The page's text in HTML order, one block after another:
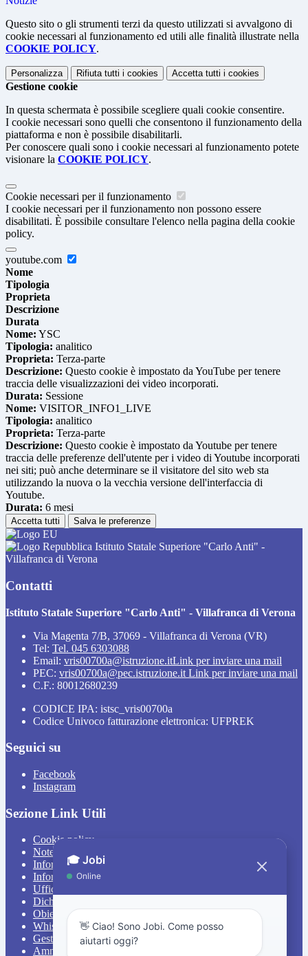
Questo sito o gli strumenti terzi da questo utilizzati si avvalgono di
cookie necessari al funzionamento ed utili alle finalità illustrate nella
COOKIE POLICY.
Personalizza Rifiuta tutti i cookies Accetta tutti i cookies
Gestione cookie
In questa schermata è possibile scegliere quali cookie consentire.
I cookie necessari sono quelli che consentono il funzionamento della
piattaforma e non è possibile disabilitarli.
Per conoscere quali sono i cookie necessari al funzionamento potete
visionare la COOKIE POLICY.
Cookie necessari per il funzionamento
I cookie necessari per il funzionamento non possono essere
disabilitati. È possibile consultare l'elenco nella pagina della cookie
policy.
youtube.com
Nome
Tipologia
Proprieta
Descrizione
Durata
Nome: YSC
Tipologia: analitico
Proprieta: Terza-parte
Descrizione: Questo cookie è impostato da YouTube per tenere
traccia delle visualizzazioni dei video incorporati.
Durata: Sessione
Nome: VISITOR_INFO1_LIVE
Tipologia: analitico
Proprieta: Terza-parte
Descrizione: Questo cookie è impostato da Youtube per tenere
traccia delle preferenze dell'utente per i video di Youtube incorporati
nei siti; può anche determinare se il visitatore del sito web sta
utilizzando la nuova o la vecchia versione dell'interfaccia di
Youtube.
Durata: 6 mesi
Accetta tutti Salva le preferenze
Istituto Statale Superiore "Carlo Anti" -
Villafranca di Verona
Contatti
Istituto Statale Superiore "Carlo Anti" - Villafranca di Verona
Via Magenta 7/B, 37069 - Villafranca di Verona (VR)
Tel: Tel. 045 6303088
Email: vris00700a@istruzione.itLink per inviare una mail
PEC: vris00700a@pec.istruzione.it Link per inviare una mail
C.F.: 80012680239
CODICE IPA: istsc_vris00700a
Codice Univoco fatturazione elettronica: UFPREK
Seguici su
Facebook
Instagram
Sezione Link Utili
Cookie policy
Note legali
Informativa Privacy
Informativa Privacy chatbot Jobi
Ufficio Relazioni con il Pubblico
Dichiarazione di accessibilità
Obiettivi di accessibilità
Whistleblowing
Gestione consensi cookie
Amministrazione trasparente